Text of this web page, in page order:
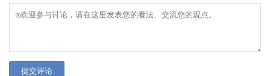
提交评论